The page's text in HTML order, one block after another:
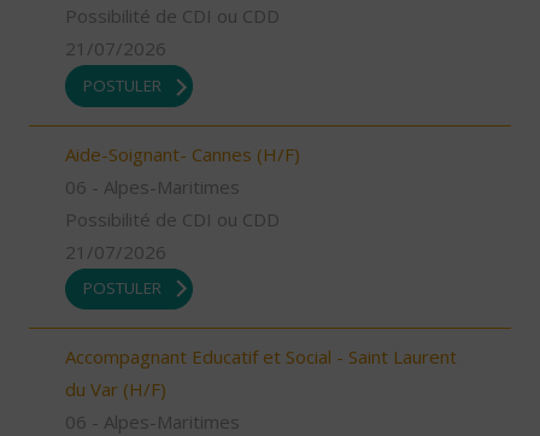
Possibilité de CDI ou CDD
21/07/2026
POSTULER
Aide-Soignant- Cannes (H/F)
06 - Alpes-Maritimes
Possibilité de CDI ou CDD
21/07/2026
POSTULER
Accompagnant Educatif et Social - Saint Laurent
du Var (H/F)
06 - Alpes-Maritimes